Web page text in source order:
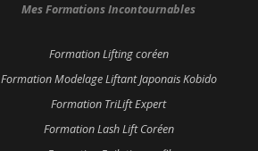
Mes Formations Incontournables
Formation Lifting coréen
Formation Modelage Liftant Japonais Kobido
Formation TriLift Expert
Formation Lash Lift Coréen